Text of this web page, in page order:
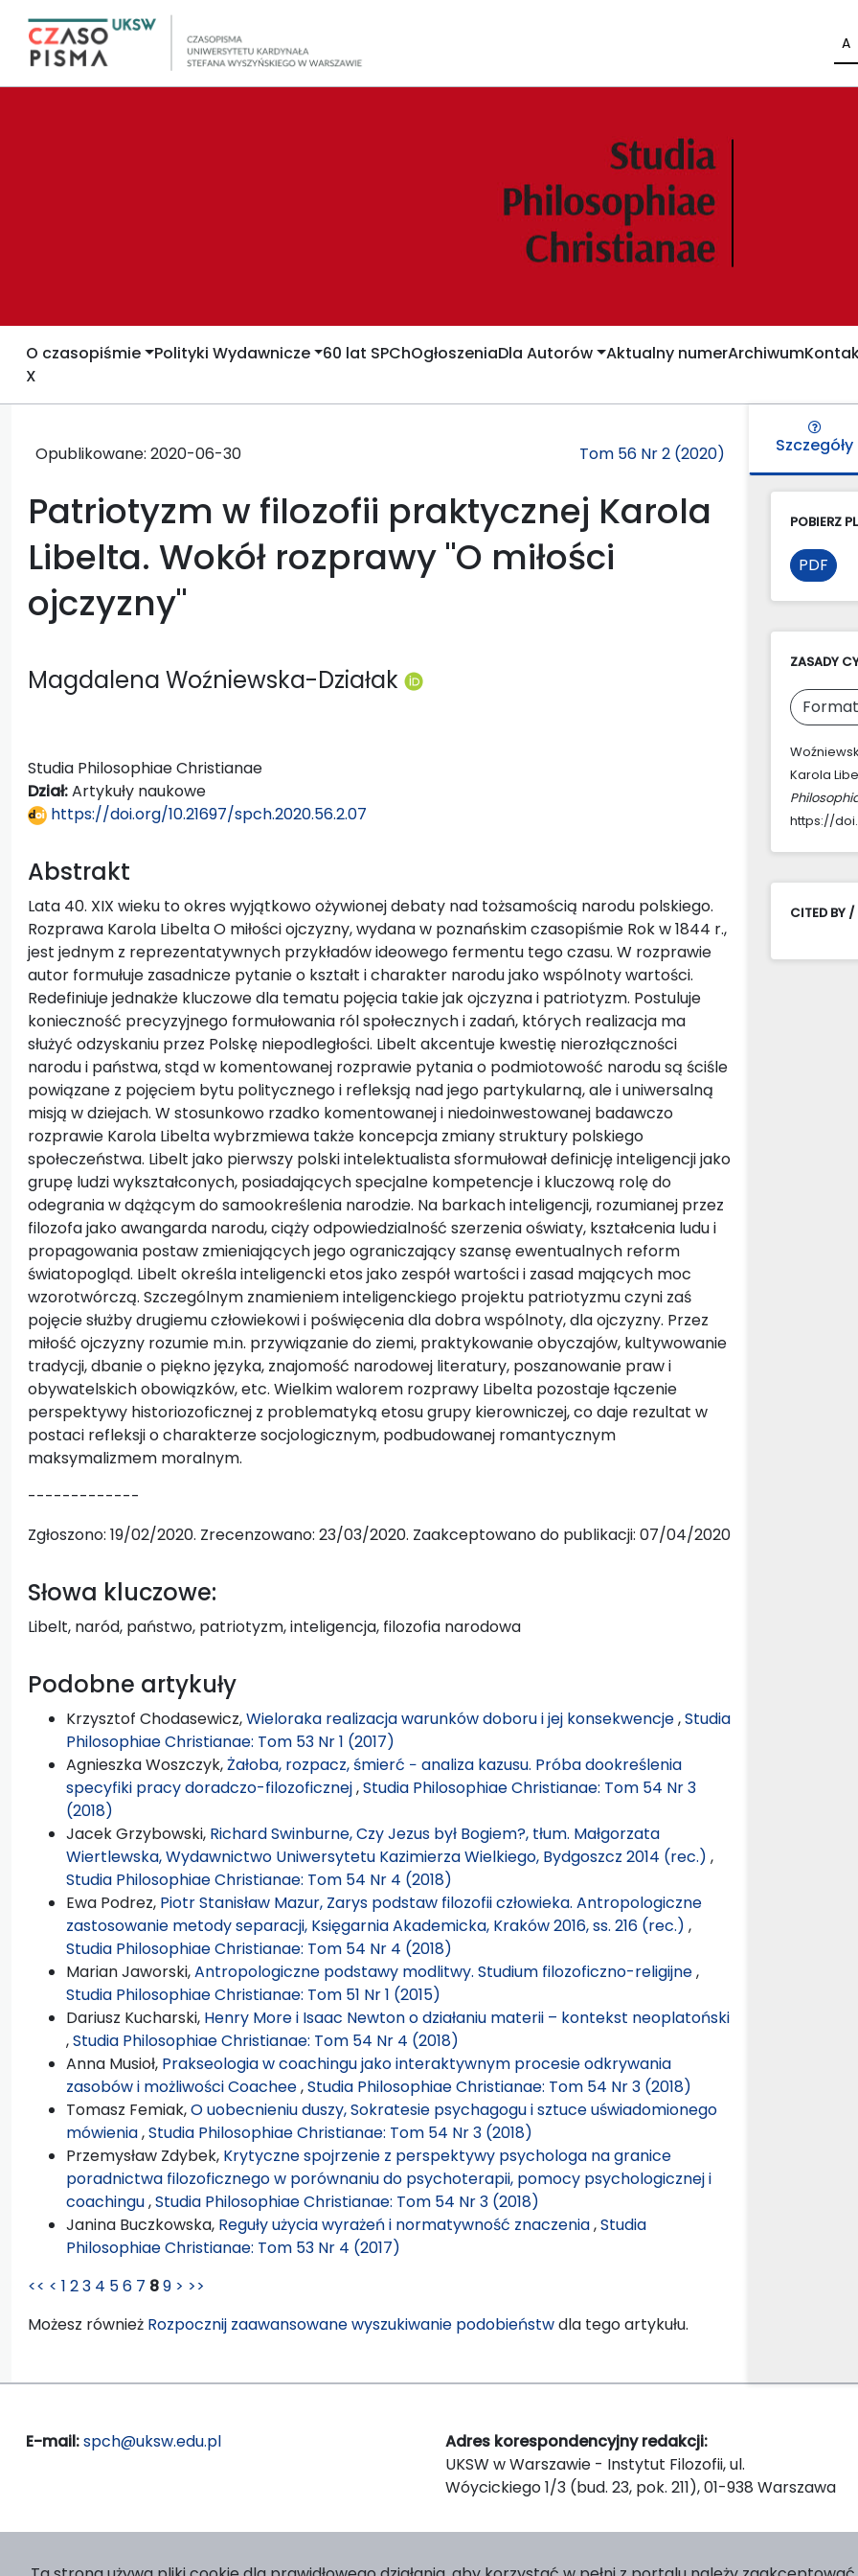
A
O czasopiśmie Polityki Wydawnicze 60 lat SPChOgłoszeniaDla Autorów Aktualny numerArchiwum
X
Opublikowane: 2020-06-30 Tom 56 Nr 2 (2020)
Patriotyzm w filozofii praktycznej Karola
Libelta. Wokół rozprawy "O miłości
ojczyzny"
Magdalena Woźniewska-Działak
Studia Philosophiae Christianae
Dział:Artykuły naukowe
https://doi.org/10.21697/spch.2020.56.2.07
Abstrakt
Lata 40. XIX wieku to okres wyjątkowo ożywionej debaty nad tożsamością narodu polskiego.
Rozprawa Karola Libelta O miłości ojczyzny, wydana w poznańskim czasopiśmie Rok w 1844 r.,
jest jednym z reprezentatywnych przykładów ideowego fermentu tego czasu. W rozprawie
autor formułuje zasadnicze pytanie o kształt i charakter narodu jako wspólnoty wartości.
Redefiniuje jednakże kluczowe dla tematu pojęcia takie jak ojczyzna i patriotyzm. Postuluje
konieczność precyzyjnego formułowania ról społecznych i zadań, których realizacja ma
służyć odzyskaniu przez Polskę niepodległości. Libelt akcentuje kwestię nierozłączności
narodu i państwa, stąd w komentowanej rozprawie pytania o podmiotowość narodu są ściśle
powiązane z pojęciem bytu politycznego i refleksją nad jego partykularną, ale i uniwersalną
misją w dziejach. W stosunkowo rzadko komentowanej i niedoinwestowanej badawczo
rozprawie Karola Libelta wybrzmiewa także koncepcja zmiany struktury polskiego
społeczeństwa. Libelt jako pierwszy polski intelektualista sformułował definicję inteligencji jako
grupę ludzi wykształconych, posiadających specjalne kompetencje i kluczową rolę do
odegrania w dążącym do samookreślenia narodzie. Na barkach inteligencji, rozumianej przez
filozofa jako awangarda narodu, ciąży odpowiedzialność szerzenia oświaty, kształcenia ludu i
propagowania postaw zmieniających jego ograniczający szansę ewentualnych reform
światopogląd. Libelt określa inteligencki etos jako zespół wartości i zasad mających moc
wzorotwórczą. Szczególnym znamieniem inteligenckiego projektu patriotyzmu czyni zaś
pojęcie służby drugiemu człowiekowi i poświęcenia dla dobra wspólnoty, dla ojczyzny. Przez
miłość ojczyzny rozumie m.in. przywiązanie do ziemi, praktykowanie obyczajów, kultywowanie
tradycji, dbanie o piękno języka, znajomość narodowej literatury, poszanowanie praw i
obywatelskich obowiązków, etc. Wielkim walorem rozprawy Libelta pozostaje łączenie
perspektywy historiozoficznej z problematyką etosu grupy kierowniczej, co daje rezultat w
postaci refleksji o charakterze socjologicznym, podbudowanej romantycznym
maksymalizmem moralnym.
-------------
Zgłoszono: 19/02/2020. Zrecenzowano: 23/03/2020. Zaakceptowano do publikacji: 07/04/2020
Słowa kluczowe:
Libelt, naród, państwo, patriotyzm, inteligencja, filozofia narodowa
Podobne artykuły
Krzysztof Chodasewicz,Wieloraka realizacja warunków doboru i jej konsekwencje,Studia
Philosophiae Christianae: Tom 53 Nr 1 (2017)
Agnieszka Woszczyk,Żałoba, rozpacz, śmierć − analiza kazusu. Próba dookreślenia
specyfiki pracy doradczo-filozoficznej,Studia Philosophiae Christianae: Tom 54 Nr 3
(2018)
Jacek Grzybowski, Richard Swinburne, Czy Jezus był Bogiem?, tłum. Małgorzata
Wiertlewska, Wydawnictwo Uniwersytetu Kazimierza Wielkiego, Bydgoszcz 2014 (rec.) ,
Studia Philosophiae Christianae: Tom 54 Nr 4 (2018)
Ewa Podrez, Piotr Stanisław Mazur, Zarys podstaw filozofii człowieka. Antropologiczne
zastosowanie metody separacji, Księgarnia Akademicka, Kraków 2016, ss. 216 (rec.) ,
Studia Philosophiae Christianae: Tom 54 Nr 4 (2018)
Marian Jaworski,Antropologiczne podstawy modlitwy. Studium filozoficzno-religijne,
Studia Philosophiae Christianae: Tom 51 Nr 1 (2015)
Dariusz Kucharski, Henry More i Isaac Newton o działaniu materii – kontekst neoplatoński
,Studia Philosophiae Christianae: Tom 54 Nr 4 (2018)
Anna Musioł, Prakseologia w coachingu jako interaktywnym procesie odkrywania
zasobów i możliwości Coachee,Studia Philosophiae Christianae: Tom 54 Nr 3 (2018)
Tomasz Femiak,O uobecnieniu duszy, Sokratesie psychagogu i sztuce uświadomionego
mówienia,Studia Philosophiae Christianae: Tom 54 Nr 3 (2018)
Przemysław Zdybek, Krytyczne spojrzenie z perspektywy psychologa na granice
poradnictwa filozoficznego w porównaniu do psychoterapii, pomocy psychologicznej i
coachingu,Studia Philosophiae Christianae: Tom 54 Nr 3 (2018)
Janina Buczkowska, Reguły użycia wyrażeń i normatywność znaczenia,Studia
Philosophiae Christianae: Tom 53 Nr 4 (2017)
<< < 1 23 4 56 7 89 > >>
Możesz również Rozpocznij zaawansowane wyszukiwanie podobieństwdla tego artykułu.
Szczegóły
POBIERZ
PDF
ZASADY
Karola
https://
CITED BY /
E-mail:spch@uksw.edu.pl
Adres korespondencyjny redakcji:
UKSW w Warszawie - Instytut Filozofii, ul.
Wóycickiego 1/3 (bud. 23, pok. 211), 01-938 Warszawa